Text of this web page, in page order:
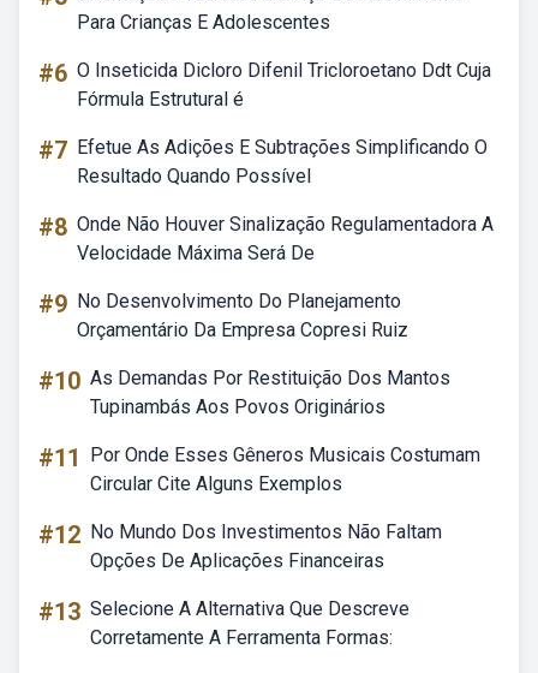
Para Crianças E Adolescentes
#6 O Inseticida Dicloro Difenil Tricloroetano Ddt Cuja
Fórmula Estrutural é
#7 Efetue As Adições E Subtrações Simplificando O
Resultado Quando Possível
#8 Onde Não Houver Sinalização Regulamentadora A
Velocidade Máxima Será De
#9 No Desenvolvimento Do Planejamento
Orçamentário Da Empresa Copresi Ruiz
#10 As Demandas Por Restituição Dos Mantos
Tupinambás Aos Povos Originários
#11
Por Onde Esses Gêneros Musicais Costumam
Circular Cite Alguns Exemplos
#12 No Mundo Dos Investimentos Não Faltam
Opções De Aplicações Financeiras
#13 Selecione A Alternativa Que Descreve
Corretamente A Ferramenta Formas: